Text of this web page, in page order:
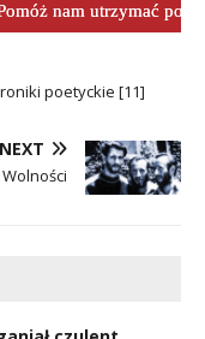
nam utrzymać
poetyckie [11]
NEXT